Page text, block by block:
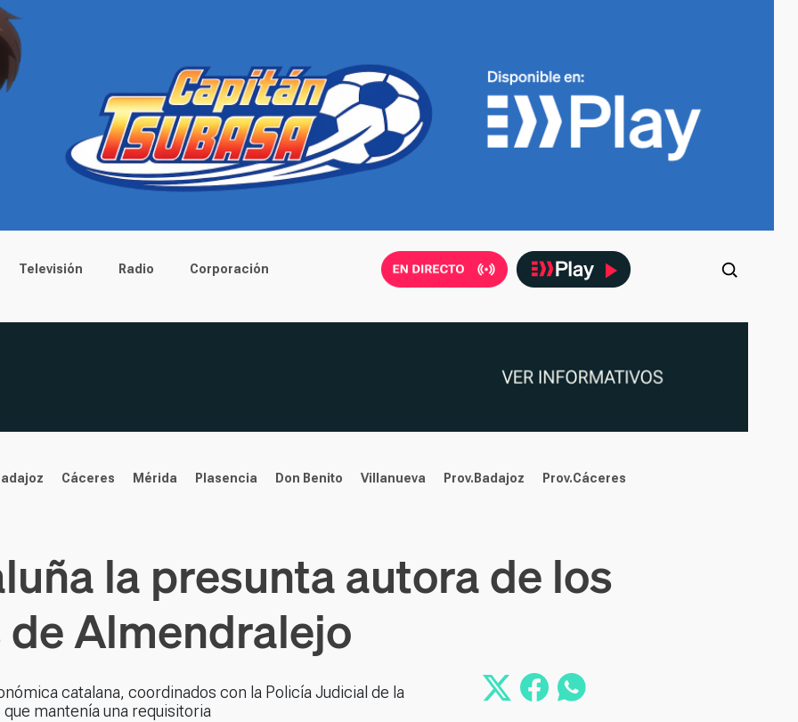
Televisión Radio Corporación
Cáceres Mérida Plasencia Don Benito Villanueva Prov.Badajoz Prov.Cáceres
la presunta autora de los
Almendralejo
catalana, coordinados con la Policía Judicial de la
mantenía una requisitoria